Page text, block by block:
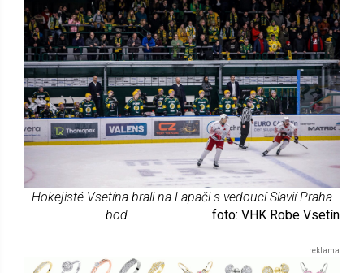
Hokejisté Vsetína brali na Lapači s vedoucí Slavií Praha
bod.
foto: VHK Robe Vsetín